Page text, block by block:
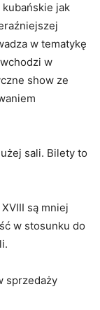
jak
w tematykę
w
show ze
sali. Bilety to
są mniej
w stosunku do
sprzedaży